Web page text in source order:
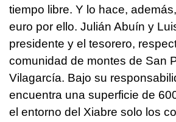
tiempo libre. Y lo hace,
euro por ello. Julián Abuín y
presidente y el tesorero,
comunidad de montes de San
Vilagarcía. Bajo su
encuentra una superficie de
el entorno del Xiabre solo los